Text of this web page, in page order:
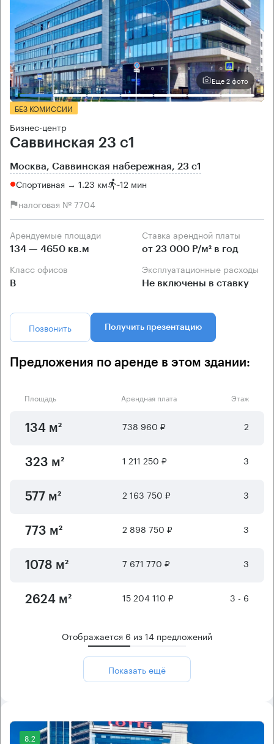
Еще 2 фото
БЕЗ КОМИССИИ
Бизнес-центр
Саввинская 23 с1
Москва, Саввинская набережная, 23 с1
Спортивная → 1.23 км ~12 мин
налоговая № 7704
Арендуемые площади
134 — 4650 кв.м
Ставка арендной платы
от 23 000 Р/м² в год
Класс офисов
B
Эксплуатационные расходы
Не включены в ставку
Позвонить Получить презентацию
Предложения по аренде в этом здании:
Площадь Арендная плата Этаж
134 м² 738 960 ₽ 2
323 м² 1 211 250 ₽ 3
577 м² 2 163 750 ₽ 3
773 м² 2 898 750 ₽ 3
1078 м² 7 671 770 ₽ 3
2624 м² 15 204 110 ₽ 3 - 6
Отображается 6 из14 предложений
Показать ещё
8.2